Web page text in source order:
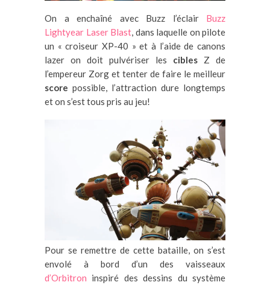
On a enchaîné avec Buzz l’éclair Buzz
Lightyear Laser Blast , dans laquelle on pilote
un « croiseur XP-40 » et à l’aide de canons
lazer on doit pulvériser les cibles Z de
l’empereur Zorg et tenter de faire le meilleur
score possible, l’attraction dure longtemps
et on s’est tous pris au jeu!
Pour se remettre de cette bataille, on s’est
envolé à bord d’un des vaisseaux
d’Orbitron inspiré des dessins du système